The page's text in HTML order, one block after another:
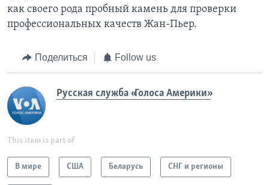
как своего рода пробный камень для проверки
профессиональных качеств Жан-Пьер.
Поделиться Follow us
Русская служба «Голоса Америки»
This item is part of
В мире США Беларусь СНГ и регионы